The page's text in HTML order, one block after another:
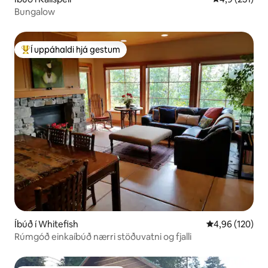
Bungalow
Í mestu uppáhaldi hjá gestum
Í uppáhaldi hjá gestum
Íbúð í Whitefish 4,96 af 5 í
4,96 (120)
Rúmgóð einkaíbúð nærri stöðuvatni og fjalli